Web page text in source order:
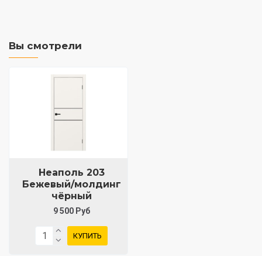
Вы смотрели
Неаполь 203
Бежевый/молдинг
чёрный
9 500 Руб
КУПИТЬ